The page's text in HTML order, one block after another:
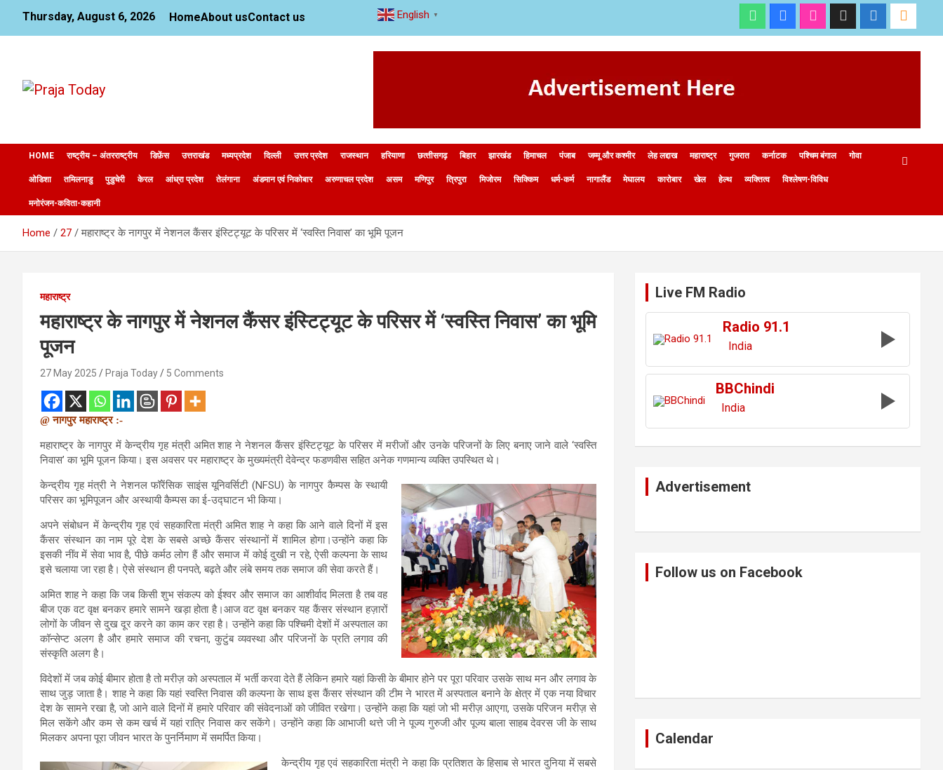
content
Thursday, August 6, 2026 HomeAbout usContact us
HOME राष्ट्रीय – अंतरराष्ट्रीय डिफ़ेंस उत्तराखंड मध्यप्रदेश दिल्ली उत्तर प्रदेश राजस्थान हरियाणा छत्‍तीसगढ़ बिहार झारखंड हिमाचल पंजाब जम्मू और कश्मीर लेह लद्दाख महाराष्ट्र गुजरात कर्नाटक पश्चिम बंगाल गोवा
ओडिशा तमिलनाडु पुडुचेरी केरल आंध्रा प्रदेश तेलंगाना अंडमान एवं निकोबार अरुणाचल प्रदेश असम मणिपुर त्रिपुरा मिजोरम सिक्किम धर्म-कर्म नागालैंड मेघालय कारोबार खेल हेल्थ व्यक्तित्व विश्लेषण-विविध
मनोरंजन-कविता-कहानी
Home 27 महाराष्ट्र के नागपुर में नेशनल कैंसर इंस्टिट्यूट के परिसर में ‘स्वस्ति निवास’ का भूमि पूजन
महाराष्ट्र
महाराष्ट्र के नागपुर में नेशनल कैंसर इंस्टिट्यूट के परिसर में ‘स्वस्ति निवास’ का भूमि
पूजन
27 May 2025 Praja Today 5 Comments
@ नागपुर महाराष्ट्र :-
महाराष्ट्र के नागपुर में केन्द्रीय गृह मंत्री अमित शाह ने नेशनल कैंसर इंस्टिट्यूट के परिसर में मरीजों और उनके परिजनों के लिए बनाए जाने वाले ‘स्वस्ति
निवास’ का भूमि पूजन किया। इस अवसर पर महाराष्ट्र के मुख्यमंत्री देवेन्द्र फडणवीस सहित अनेक गणमान्य व्यक्ति उपस्थित थे।
केन्द्रीय गृह मंत्री ने नेशनल फॉरेंसिक साइंस यूनिवर्सिटी (NFSU) के नागपुर कैम्पस के स्थायी
परिसर का भूमिपूजन और अस्थायी कैम्पस का ई-उद्घाटन भी किया।
अपने संबोधन में केन्द्रीय गृह एवं सहकारिता मंत्री अमित शाह ने कहा कि आने वाले दिनों में इस
कैंसर संस्थान का नाम पूरे देश के सबसे अच्छे कैंसर संस्थानों में शामिल होगा।उन्होंने कहा कि
इसकी नींव में सेवा भाव है, पीछे कर्मठ लोग हैं और समाज में कोई दुखी न रहे, ऐसी कल्पना के साथ
इसे चलाया जा रहा है। ऐसे संस्थान ही पनपते, बढ़ते और लंबे समय तक समाज की सेवा करते हैं।
अमित शाह ने कहा कि जब किसी शुभ संकल्प को ईश्वर और समाज का आशीर्वाद मिलता है तब वह
बीज एक वट वृक्ष बनकर हमारे सामने खड़ा होता है।आज वट वृक्ष बनकर यह कैंसर संस्थान हज़ारों
लोगों के जीवन से दुख दूर करने का काम कर रहा है। उन्होंने कहा कि पश्चिमी देशों में अस्पताल का
कॉन्सेप्ट अलग है और हमारे समाज की रचना, कुटुंब व्यवस्था और परिजनों के प्रति लगाव की
संस्कृति अलग है।
विदेशों में जब कोई बीमार होता है तो मरीज़ को अस्पताल में भर्ती करवा देते हैं लेकिन हमारे यहां किसी के बीमार होने पर पूरा परिवार उसके साथ मन और लगाव के
साथ जुड़ जाता है। शाह ने कहा कि यहां स्वस्ति निवास की कल्पना के साथ इस कैंसर संस्थान की टीम ने भारत में अस्पताल बनाने के क्षेत्र में एक नया विचार
देश के सामने रखा है, जो आने वाले दिनों में हमारे परिवार की संवेदनाओं को जीवित रखेगा। उन्होंने कहा कि यहां जो भी मरीज़ आएगा, उसके परिजन मरीज़ से
मिल सकेंगे और कम से कम खर्च में यहां रात्रि निवास कर सकेंगे। उन्होंने कहा कि आभाजी थत्ते जी ने पूज्य गुरुजी और पूज्य बाला साहब देवरस जी के साथ
मिलकर अपना पूरा जीवन भारत के पुनर्निमाण में समर्पित किया।
केन्द्रीय गृह एवं सहकारिता मंत्री ने कहा कि प्रतिशत के हिसाब से भारत दुनिया में सबसे
Live FM Radio
Radio 91.1
India
BBChindi
India
Advertisement
Follow us on Facebook
Calendar
English ▼